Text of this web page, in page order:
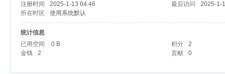
注册时间
2025-1-13 04:46 最后访问
2025-1-
所在时区
使用系统默认
统计信息
已用空间
0 B 积分
2
金钱
2 贡献 0